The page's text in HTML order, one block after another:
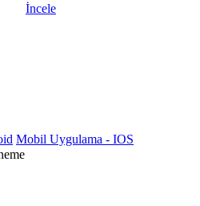
İncele
Mobil Uygulama - IOS